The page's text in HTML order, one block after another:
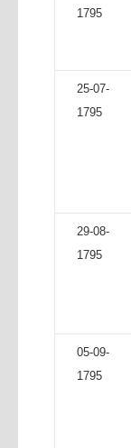
1795
25-07-
1795
29-08-
1795
05-09-
1795